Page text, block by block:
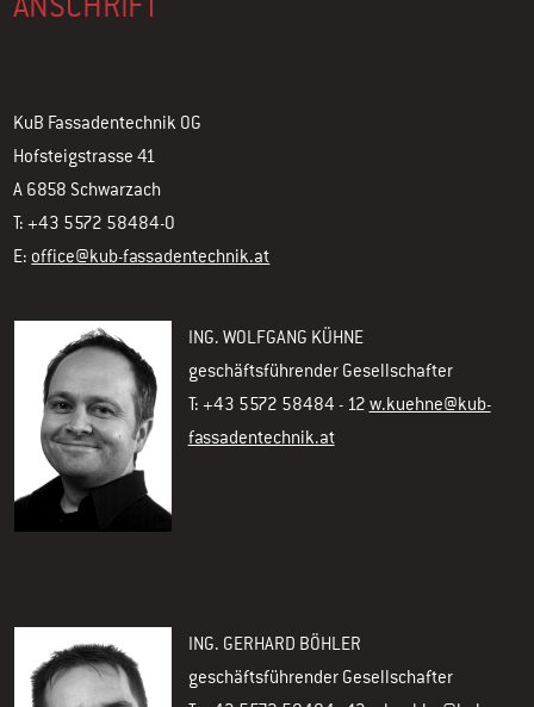
KuB Fassadentechnik OG
Hofsteigstrasse 41
A 6858 Schwarzach
T: +43 5572 58484-0
E: office@kub-fassadentechnik.at
ING. WOLFGANG KÜHNE
geschäftsführender Gesellschafter
T: +43 5572 58484 - 12 w.kuehne@kub-
fassadentechnik.at
ING. GERHARD BÖHLER
geschäftsführender Gesellschafter